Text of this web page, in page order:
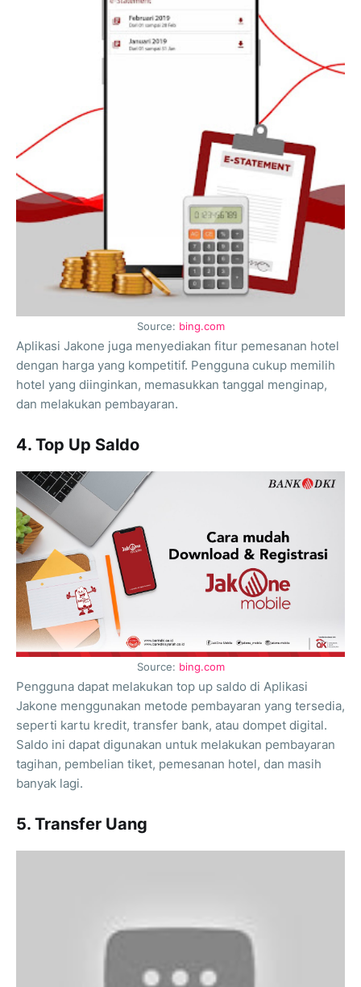
Source: bing.com
Aplikasi Jakone juga menyediakan fitur pemesanan hotel
dengan harga yang kompetitif. Pengguna cukup memilih
hotel yang diinginkan, memasukkan tanggal menginap,
dan melakukan pembayaran.
4. Top Up Saldo
Source: bing.com
Pengguna dapat melakukan top up saldo di Aplikasi
Jakone menggunakan metode pembayaran yang tersedia,
seperti kartu kredit, transfer bank, atau dompet digital.
Saldo ini dapat digunakan untuk melakukan pembayaran
tagihan, pembelian tiket, pemesanan hotel, dan masih
banyak lagi.
5. Transfer Uang